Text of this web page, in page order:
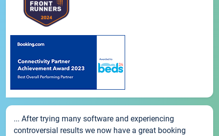
... After trying many software and experiencing
controversial results we now have a great booking